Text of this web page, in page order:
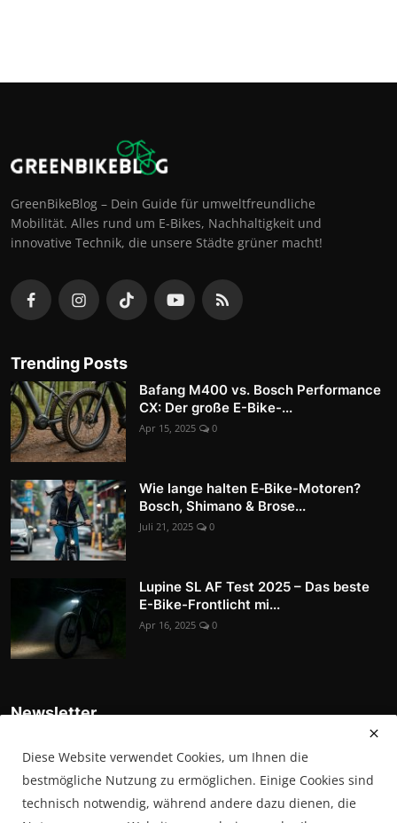
GreenBikeBlog – Dein Guide für umweltfreundliche
Mobilität. Alles rund um E-Bikes, Nachhaltigkeit und
innovative Technik, die unsere Städte grüner macht!
Trending Posts
Bafang M400 vs. Bosch Performance
CX: Der große E-Bike-...
Apr 15, 2025 0
Wie lange halten E‑Bike-Motoren?
Bosch, Shimano & Brose...
Juli 21, 2025 0
Lupine SL AF Test 2025 – Das beste
E-Bike-Frontlicht mi...
Apr 16, 2025 0
Newsletter
neuesten Nachrichten, Updates und Sonderangebote direkt in
Ihrem Posteingang zu erhalten
Diese Website verwendet Cookies, um Ihnen die
bestmögliche Nutzung zu ermöglichen. Einige Cookies sind
technisch notwendig, während andere dazu dienen, die